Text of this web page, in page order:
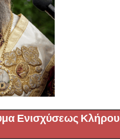
Ενισχύσεως Κλήρου